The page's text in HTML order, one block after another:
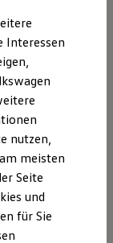
15,2-14,6
l/100 km; CO₂-
g/km; CO₂-
bei
zu einem
frei und
kombinieren
Interessen
nutzen,
meisten
Seite
und
für Sie